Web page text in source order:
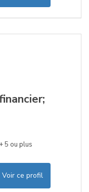
5 ou plus
Voir ce profil